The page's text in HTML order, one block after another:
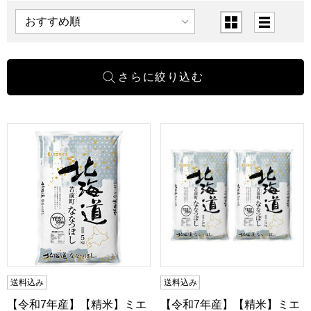
表示順 表示切替
【令和7年産】【精米】ミエライス イエスクリーン北海道な
送料込み
【令和7年産】【精米】ミエ
送料込み
【令和7年産】【精米】ミエ